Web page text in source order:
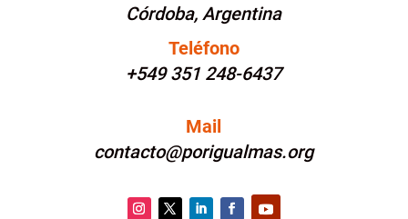
Córdoba, Argentina
Teléfono
+549 351 248-6437
Mail
contacto@porigualmas.org